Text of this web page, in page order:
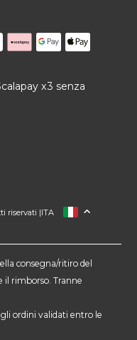
x3 senza
riservati |
FRANCIA
GERMANIA
PAESI BASSI
ITA
consegna/ritiro del
il rimborso. Tranne
ordini validati entro le